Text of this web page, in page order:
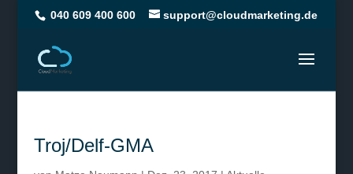
040 609 400 600 support@cloudmarketing.de
Troj/Delf-GMA